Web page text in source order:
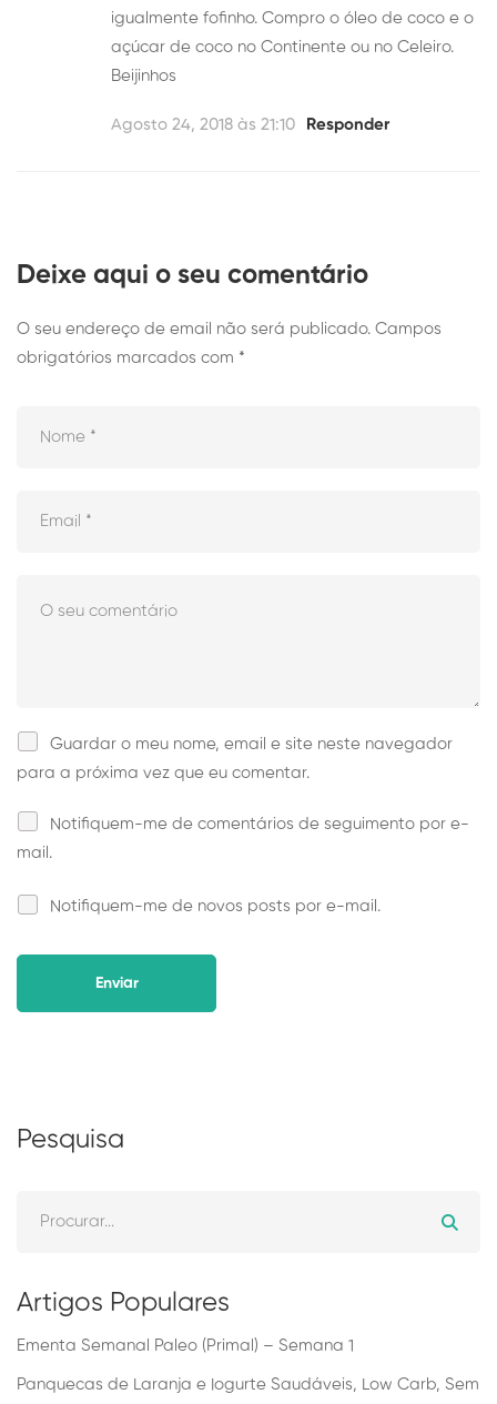
igualmente fofinho. Compro o óleo de coco e o
açúcar de coco no Continente ou no Celeiro.
Beijinhos
Agosto 24, 2018 às 21:10 Responder
Deixe aqui o seu comentário
O seu endereço de email não será publicado. Campos
obrigatórios marcados com *
Guardar o meu nome, email e site neste navegador
para a próxima vez que eu comentar.
Notifiquem-me de comentários de seguimento por e-
mail.
Notifiquem-me de novos posts por e-mail.
Pesquisa
Artigos Populares
Ementa Semanal Paleo (Primal) – Semana 1
Panquecas de Laranja e Iogurte Saudáveis, Low Carb, Sem